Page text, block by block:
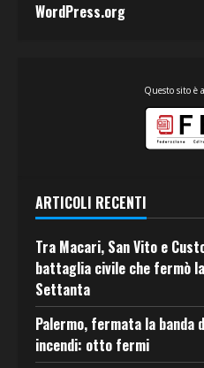
WordPress.org
Questo sito è
ARTICOLI RECENTI
Tra Macari, San Vito e
battaglia civile che fermò
Settanta
Palermo, fermata la banda
incendi: otto fermi